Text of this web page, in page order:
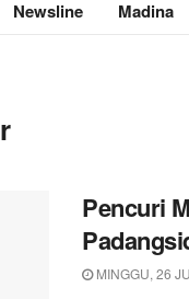
Newsline Madina
Pencuri
MINGGU, 26